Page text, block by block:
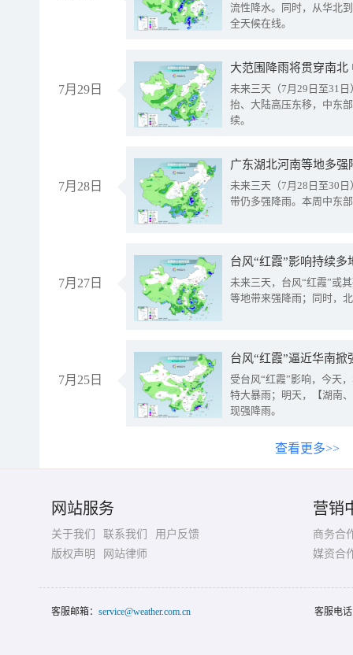
流性降水。同时，从华北
全天候在线。
7月29日
大范围降雨将贯穿南
未来三天（7月29日至31
抬、大陆高压东移，中东
续。
7月28日
广东湖北河南等地多
未来三天（7月28日至30
带仍多强降雨。本周中东
7月27日
台风“红霞”影响持续
未来三天，台风“红霞”或
等地带来强降雨；同时，
7月25日
台风“红霞”逼近华南
受台风“红霞”影响，今天
特大暴雨；明天，【湖南
现强降雨。
查看更多>>
网站服务
关于我们 联系我们
用户反馈
版权声明
网站律师
营销
商务合
媒资合
客服邮箱： service@weather.com.cn 客服电